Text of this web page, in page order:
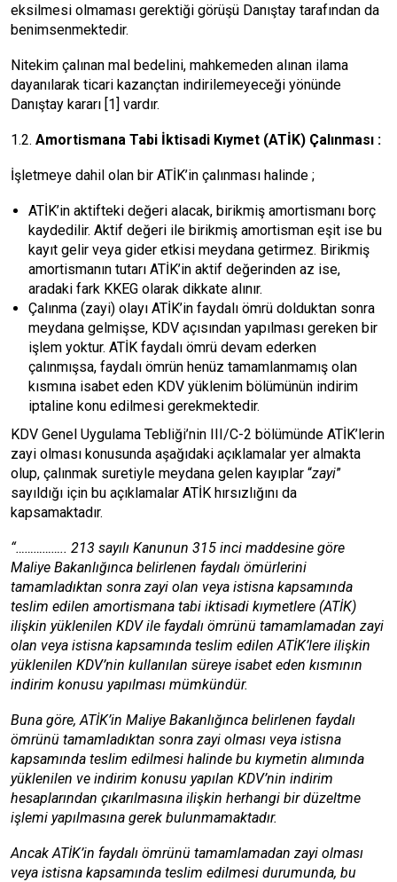
eksilmesi olmaması gerektiği görüşü Danıştay tarafından da
benimsenmektedir.
Nitekim çalınan mal bedelini, mahkemeden alınan ilama
dayanılarak ticari kazançtan indirilemeyeceği yönünde
Danıştay kararı [1] vardır.
​​​​​​​1.2. Amortismana Tabi İktisadi Kıymet (ATİK) Çalınması :
İşletmeye dahil olan bir ATİK’in çalınması halinde ;
ATİK’in aktifteki değeri alacak, birikmiş amortismanı borç
kaydedilir. Aktif değeri ile birikmiş amortisman eşit ise bu
kayıt gelir veya gider etkisi meydana getirmez. Birikmiş
amortismanın tutarı ATİK’in aktif değerinden az ise,
aradaki fark KKEG olarak dikkate alınır.
Çalınma (zayi) olayı ATİK’in faydalı ömrü dolduktan sonra
meydana gelmişse, KDV açısından yapılması gereken bir
işlem yoktur. ATİK faydalı ömrü devam ederken
çalınmışsa, faydalı ömrün henüz tamamlanmamış olan
kısmına isabet eden KDV yüklenim bölümünün indirim
iptaline konu edilmesi gerekmektedir.
KDV Genel Uygulama Tebliği’nin III/C-2 bölümünde ATİK’lerin
zayi olması konusunda aşağıdaki açıklamalar yer almakta
olup, çalınmak suretiyle meydana gelen kayıplar “zayi”
sayıldığı için bu açıklamalar ATİK hırsızlığını da
kapsamaktadır.
“…………….. 213 sayılı Kanunun 315 inci maddesine göre
Maliye Bakanlığınca belirlenen faydalı ömürlerini
tamamladıktan sonra zayi olan veya istisna kapsamında
teslim edilen amortismana tabi iktisadi kıymetlere (ATİK)
ilişkin yüklenilen KDV ile faydalı ömrünü tamamlamadan zayi
olan veya istisna kapsamında teslim edilen ATİK’lere ilişkin
yüklenilen KDV’nin kullanılan süreye isabet eden kısmının
indirim konusu yapılması mümkündür.
Buna göre, ATİK’in Maliye Bakanlığınca belirlenen faydalı
ömrünü tamamladıktan sonra zayi olması veya istisna
kapsamında teslim edilmesi halinde bu kıymetin alımında
yüklenilen ve indirim konusu yapılan KDV’nin indirim
hesaplarından çıkarılmasına ilişkin herhangi bir düzeltme
işlemi yapılmasına gerek bulunmamaktadır.
Ancak ATİK’in faydalı ömrünü tamamlamadan zayi olması
veya istisna kapsamında teslim edilmesi durumunda, bu